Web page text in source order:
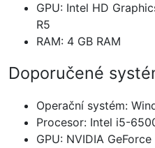
GPU: Intel HD
R5
RAM: 4 GB RAM
Doporučené
Operační systém:
Procesor: Intel i5-
GPU: NVIDIA